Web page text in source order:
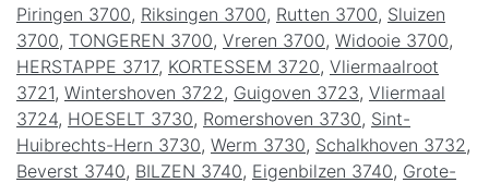
Piringen 3700, Riksingen 3700, Rutten 3700, Sluizen
3700, TONGEREN 3700, Vreren 3700, Widooie 3700,
HERSTAPPE 3717, KORTESSEM 3720, Vliermaalroot
3721, Wintershoven 3722 , Guigoven 3723, Vliermaal
3724, HOESELT 3730, Romershoven 3730, Sint-
Huibrechts-Hern 3730, Werm 3730, Schalkhoven 3732 ,
Beverst 3740, BILZEN 3740, Eigenbilzen 3740, Grote-